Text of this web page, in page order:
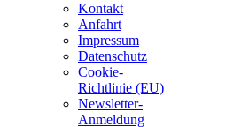
Kontakt
Anfahrt
Impressum
Datenschutz
Cookie-
Richtlinie (EU)
Newsletter-
Anmeldung